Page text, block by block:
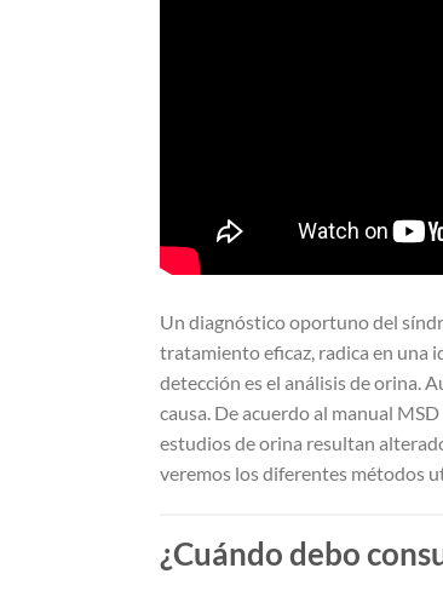
Un diagnóstico oportuno del
tratamiento eficaz, radica en una
detección es el análisis de orina.
causa. De acuerdo al manual
estudios de orina resultan
veremos los diferentes métodos
¿Cuándo debo